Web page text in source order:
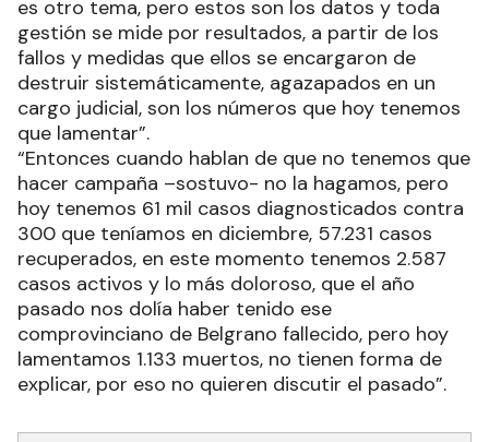
es otro tema, pero estos son los datos y toda
gestión se mide por resultados, a partir de los
fallos y medidas que ellos se encargaron de
destruir sistemáticamente, agazapados en un
cargo judicial, son los números que hoy tenemos
que lamentar”.
“Entonces cuando hablan de que no tenemos que
hacer campaña –sostuvo- no la hagamos, pero
hoy tenemos 61 mil casos diagnosticados contra
300 que teníamos en diciembre, 57.231 casos
recuperados, en este momento tenemos 2.587
casos activos y lo más doloroso, que el año
pasado nos dolía haber tenido ese
comprovinciano de Belgrano fallecido, pero hoy
lamentamos 1.133 muertos, no tienen forma de
explicar, por eso no quieren discutir el pasado”.